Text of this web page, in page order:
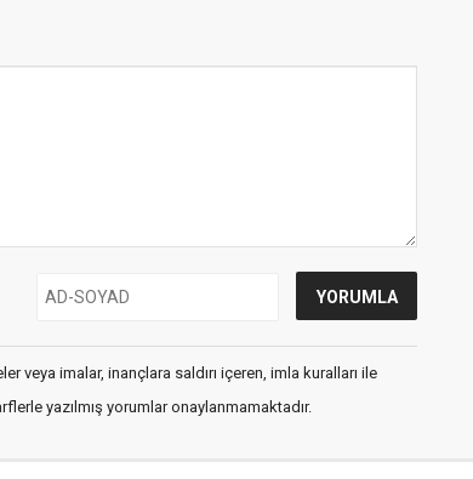
veya imalar, inançlara saldırı içeren, imla kuralları ile
yazılmış yorumlar onaylanmamaktadır.